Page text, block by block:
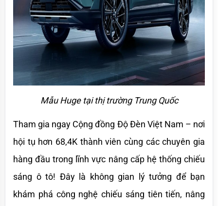
Mẫu Huge tại thị trường Trung Quốc
Tham gia ngay Cộng đồng Độ Đèn Việt Nam – nơi
hội tụ hơn 68,4K thành viên cùng các chuyên gia
hàng đầu trong lĩnh vực nâng cấp hệ thống chiếu
sáng ô tô! Đây là không gian lý tưởng để bạn
khám phá công nghệ chiếu sáng tiên tiến, nâng